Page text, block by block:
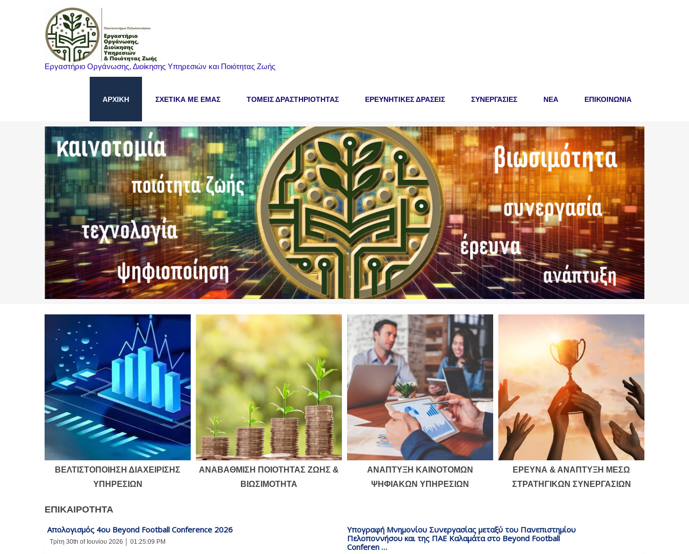
Εργαστήριο Οργάνωσης, Διοίκησης Υπηρεσιών και Ποιότητας Ζωής
ΑΡΧΙΚΗ ΣΧΕΤΙΚΑ ΜΕ ΕΜΑΣ ΤΟΜΕΙΣ ΔΡΑΣΤΗΡΙΟΤΗΤΑΣ ΕΡΕΥΝΗΤΙΚΕΣ ΔΡΑΣΕΙΣ ΣΥΝΕΡΓΑΣΙΕΣ ΝΕΑ ΕΠΙΚΟΙΝΩΝΙΑ
ΒΕΛΤΙΣΤΟΠΟΙΗΣΗ ΔΙΑΧΕΙΡΙΣΗΣ
ΥΠΗΡΕΣΙΩΝ
ΑΝΑΒΑΘΜΙΣΗ ΠΟΙΟΤΗΤΑΣ ΖΩΗΣ &
ΒΙΩΣΙΜΟΤΗΤΑ
ΑΝΑΠΤΥΞΗ ΚΑΙΝΟΤΟΜΩΝ
ΨΗΦΙΑΚΩΝ ΥΠΗΡΕΣΙΩΝ
ΕΡΕΥΝΑ & ΑΝΑΠΤΥΞΗ ΜΕΣΩ
ΣΤΡΑΤΗΓΙΚΩΝ ΣΥΝΕΡΓΑΣΙΩΝ
ΕΠΙΚΑΙΡΌΤΗΤΑ
Απολογισμός 4ου Beyond Football Conference 2026
Τρίτη 30th of Ιουνίου 2026 │ 01:25:09 PM
Υπογραφή Μνημονίου Συνεργασίας μεταξύ του Πανεπιστημίου
Πελοποννήσου και της ΠΑΕ Καλαμάτα στο Beyond Football
Conferen …